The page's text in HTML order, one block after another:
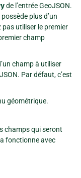
de l’entrée GeoJSON.
plus d’un
utiliser le premier
champ
champ à utiliser
Par défaut, c’est
géométrique.
champs qui seront
fonctionne avec